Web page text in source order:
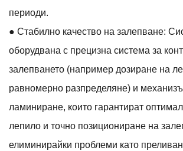
периоди.
● Стабилно качество на залепване:
оборудвана с прецизна система за
залепването (например дозиране на
равномерно разпределяне) и
ламиниране, които гарантират
лепило и точно позициониране на
елиминирайки проблеми като